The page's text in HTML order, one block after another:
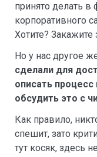
принято делать в
корпоративного
Хотите? Закажите
Но у нас другое
сделали для
описать
обсудить это с
Как правило,
спешит, зато
тут косяк, здесь